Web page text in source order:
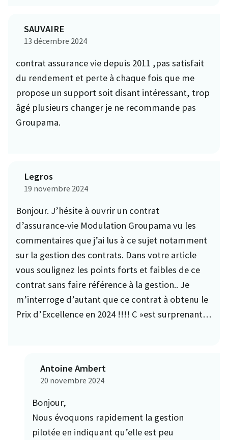
SAUVAIRE
13 décembre 2024
contrat assurance vie depuis 2011 ,pas satisfait
du rendement et perte à chaque fois que me
propose un support soit disant intéressant, trop
âgé plusieurs changer je ne recommande pas
Groupama.
Legros
19 novembre 2024
Bonjour. J’hésite à ouvrir un contrat
d’assurance-vie Modulation Groupama vu les
commentaires que j’ai lus à ce sujet notamment
sur la gestion des contrats. Dans votre article
vous soulignez les points forts et faibles de ce
contrat sans faire référence à la gestion.. Je
m’interroge d’autant que ce contrat à obtenu le
Prix d’Excellence en 2024 !!!! C »est surprenant…
Antoine Ambert
20 novembre 2024
Bonjour,
Nous évoquons rapidement la gestion
pilotée en indiquant qu’elle est peu